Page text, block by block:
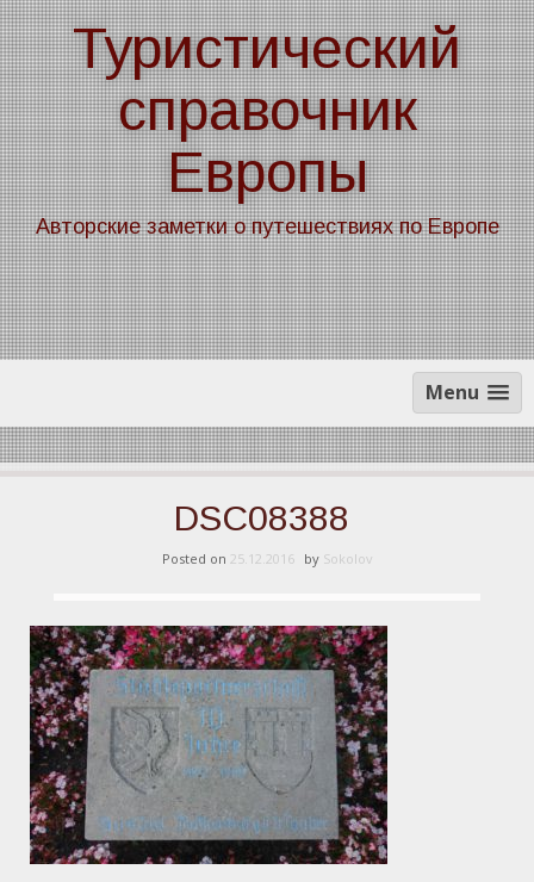
Skip
to
content
Туристический
справочник
Европы
Авторские заметки о путешествиях по Европе
Menu
DSC08388
Posted on 25.12.2016 by Sokolov